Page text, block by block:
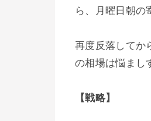
ら、月曜日朝の
再度反落してか
の相場は悩まし
【戦略】